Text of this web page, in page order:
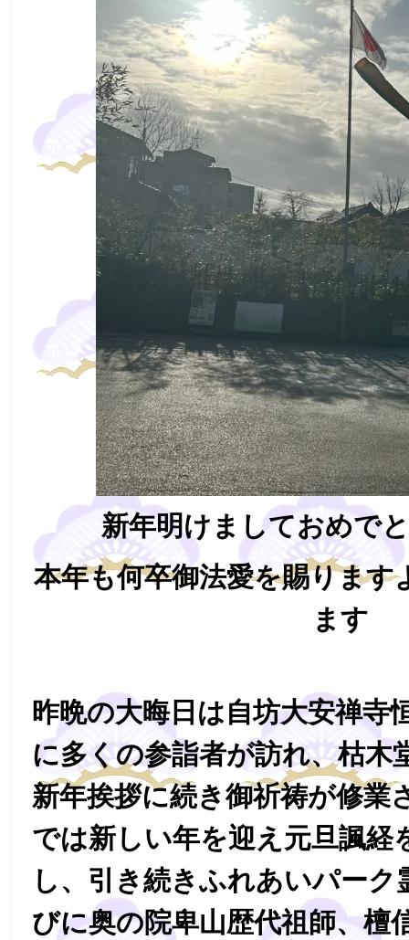
新年明けましておめで
本年も何卒御法愛を賜ります
ます
昨晩の大晦日は自坊大安禅寺
に多くの参詣者が訪れ、枯木
新年挨拶に続き御祈祷が修業
では新しい年を迎え元旦諷経
し、引き続きふれあいパーク
びに奥の院卑山歴代祖師、檀